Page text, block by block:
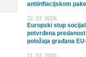
antiinflacijskom
22. 07. 2026.
Europski stup
potvrđena
položaja građana
21. 07. 2026.